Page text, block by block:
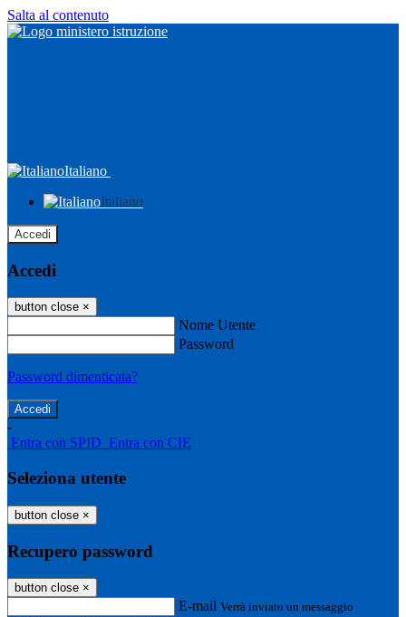
Salta al contenuto
Italiano
Italiano
Accedi
Accedi
button close ×
Nome Utente
Password
Password dimenticata?
-
Entra con SPID Entra con CIE
Seleziona utente
button close ×
Recupero password
button close ×
E-mail Verrà inviato un messaggio